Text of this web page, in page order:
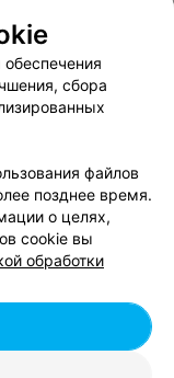
рекламы
оплаты
сервиса
сбора
файлов
позднее время.
о целях,
cookie вы
обработки